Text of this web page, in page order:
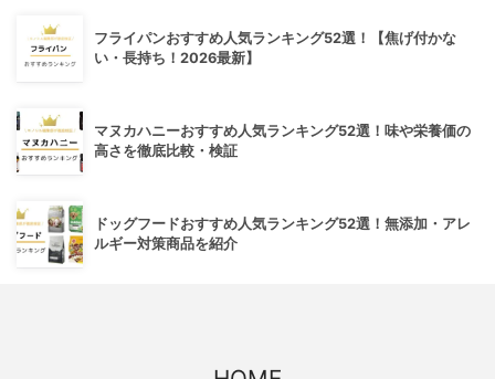
フライパンおすすめ人気ランキング52選！【焦げ付かな
い・長持ち！2026最新】
マヌカハニーおすすめ人気ランキング52選！味や栄養価の
高さを徹底比較・検証
ドッグフードおすすめ人気ランキング52選！無添加・アレ
ルギー対策商品を紹介